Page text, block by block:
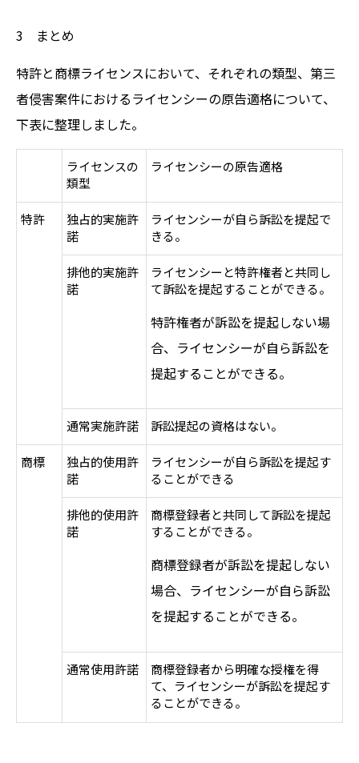
3 まとめ
特許と商標ライセンスにおいて、それぞれの類型、第三
者侵害案件におけるライセンシーの原告適格について、
下表に整理しました。
ライセンスの
類型
ライセンシーの原告適格
特許
独占的実施許
諾
ライセンシーが自ら訴訟を提起で
きる。
排他的実施許
諾
ライセンシーと特許権者と共同し
て訴訟を提起することができる。
特許権者が訴訟を提起しない場
合、ライセンシーが自ら訴訟を
提起することができる。
通常実施許諾 訴訟提起の資格はない。
商標
独占的使用許
諾
ライセンシーが自ら訴訟を提起す
ることができる
排他的使用許
諾
商標登録者と共同して訴訟を提起
することができる。
商標登録者が訴訟を提起しない
場合、ライセンシーが自ら訴訟
を提起することができる。
通常使用許諾
商標登録者から明確な授権を得
て、ライセンシーが訴訟を提起す
ることができる。